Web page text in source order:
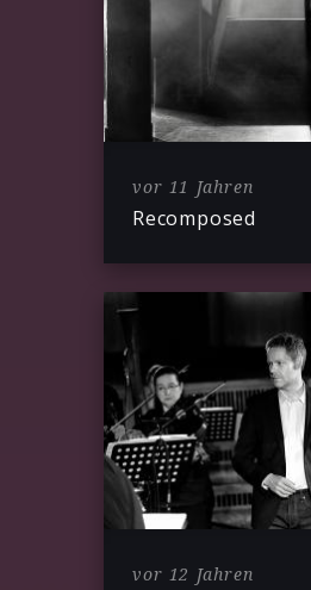
vor 11 Jahren
Recomposed
vor 12 Jahren